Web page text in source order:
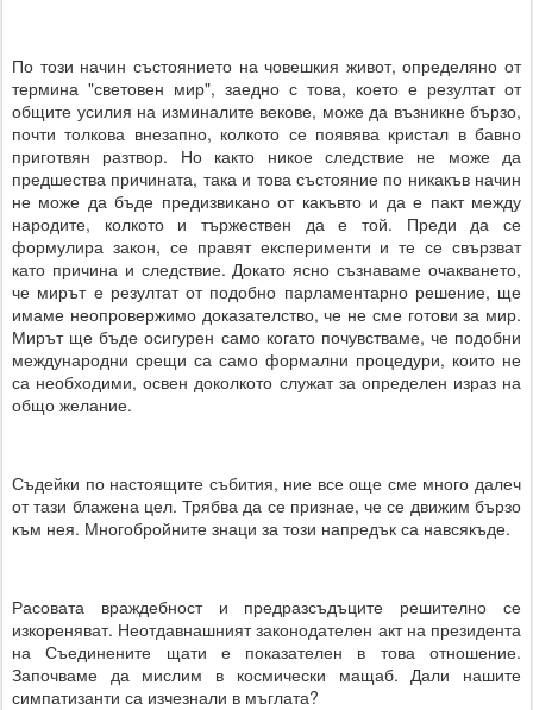
По този начин състоянието на човешкия живот, определяно от
термина "световен мир", заедно с това, което е резултат от
общите усилия на изминалите векове, може да възникне бързо,
почти толкова внезапно, колкото се появява кристал в бавно
приготвян разтвор. Но както никое следствие не може да
предшества причината, така и това състояние по никакъв начин
не може да бъде предизвикано от какъвто и да е пакт между
народите, колкото и тържествен да е той. Преди да се
формулира закон, се правят експерименти и те се свързват
като причина и следствие. Докато ясно съзнаваме очакването,
че мирът е резултат от подобно парламентарно решение, ще
имаме неопровержимо доказателство, че не сме готови за мир.
Мирът ще бъде осигурен само когато почувстваме, че подобни
международни срещи са само формални процедури, които не
са необходими, освен доколкото служат за определен израз на
общо желание.
Съдейки по настоящите събития, ние все още сме много далеч
от тази блажена цел. Трябва да се признае, че се движим бързо
към нея. Многобройните знаци за този напредък са навсякъде.
Расовата враждебност и предразсъдъците решително се
изкореняват. Неотдавнашният законодателен акт на президента
на Съединените щати е показателен в това отношение.
Започваме да мислим в космически мащаб. Дали нашите
симпатизанти са изчезнали в мъглата?